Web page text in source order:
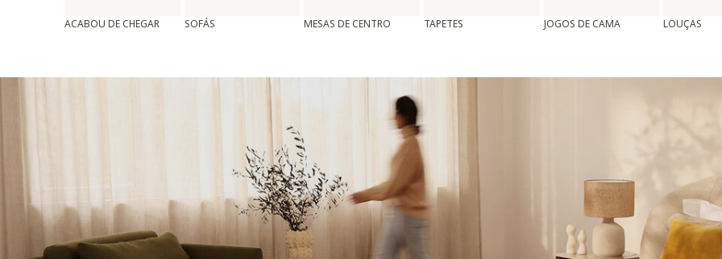
ACABOU DE CHEGAR SOFÁS MESAS DE CENTRO TAPETES JOGOS DE CAMA LOUÇAS